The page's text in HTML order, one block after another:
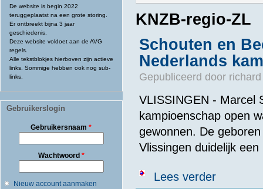
De website is begin 2022
teruggeplaatst na een grote storing.
Er ontbreekt bijna 3 jaar
geschiedenis.
Deze website voldoet aan de AVG
regels.
Alle tekstblokjes hierboven zijn actieve
links. Sommige hebben ook nog sub-
links.
Gebruikerslogin
Gebruikersnaam*
Wachtwoord *
Nieuw account aanmaken
KNZB-regio-ZL
Schouten en
Nederlands
Gepubliceerd door
VLISSINGEN - Marcel
kampioenschap open
gewonnen. De
Vlissingen duidelijk
Lees verderover